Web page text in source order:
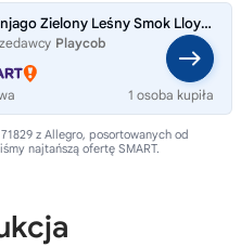
Klocki LEGO Ninjago Zielony Leśny Smok Lloyda Złote Smocze Dziecię 71829
Playcob
1 osoba kupiła
71829 z Allegro, posortowanych od
najtańszą ofertę SMART.